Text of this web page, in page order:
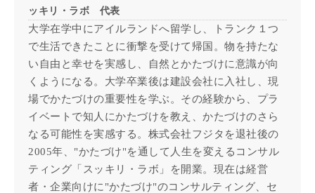
ッキリ・ラボ 代表
大学在学中にアイルランドへ留学し、トランク１つ
で生活できたことに衝撃を受けて帰国。物を持たな
い自由と幸せを実感し、自然とかたづけに意識が向
くようになる。大学卒業後は建設会社に入社し、現
場でかたづけの重要性を学ぶ。その経験から、プラ
イベートで知人にかたづけを教え、かたづけのさら
なる可能性を実感する。株式会社フジタを退社後の
2005年、"かたづけ"を通して人生を変えるコンサル
ティング「スッキリ・ラボ」を開業。現在は経営
者・企業向けに"かたづけ"のコンサルティング、セ